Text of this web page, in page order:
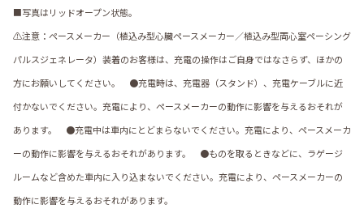
■写真はリッドオープン状態。
⚠注意：ペースメーカー（植込み型心臓ペースメーカー／植込み型両心室ペーシング
パルスジェネレータ）装着のお客様は、充電の操作はご自身ではなさらず、ほかの
方にお願いしてください。 ●充電時は、充電器（スタンド）、充電ケーブルに近
付かないでください。充電により、ペースメーカーの動作に影響を与えるおそれが
あります。 ●充電中は車内にとどまらないでください。充電により、ペースメーカ
ーの動作に影響を与えるおそれがあります。 ●ものを取るときなどに、ラゲージ
ルームなど含めた車内に入り込まないでください。充電により、ペースメーカーの
動作に影響を与えるおそれがあります。